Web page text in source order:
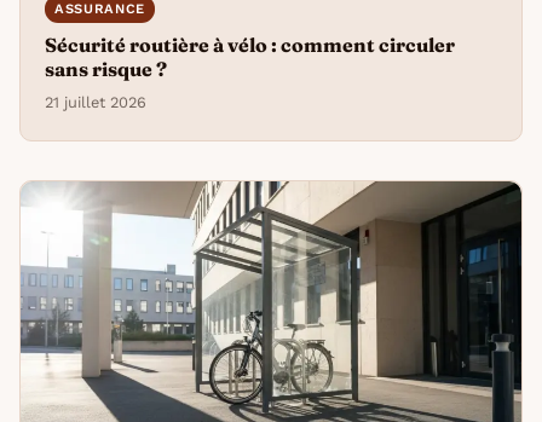
ASSURANCE
Sécurité routière à vélo : comment circuler
sans risque ?
21 juillet 2026